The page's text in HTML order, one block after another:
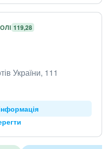
119,28
України, 111